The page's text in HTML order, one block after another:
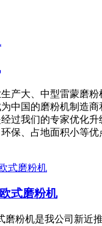
产大、中型雷蒙磨粉
中国的磨粉机制造商
过我们的专家优化升
保、占地面积小等
式磨粉机
磨粉机是我公司新近